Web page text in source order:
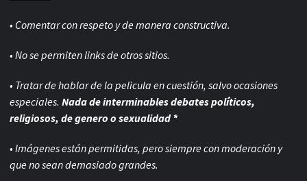
• Comentar con respeto y de manera constructiva.
• No se permiten links de otros sitios.
• Tratar de hablar de la pelicula en cuestión, salvo ocasiones
especiales. Nada de interminables debates políticos,
religiosos, de genero o sexualidad *
• Imágenes están permitidas, pero siempre conmoderación y
que no sean demasiado grandes.